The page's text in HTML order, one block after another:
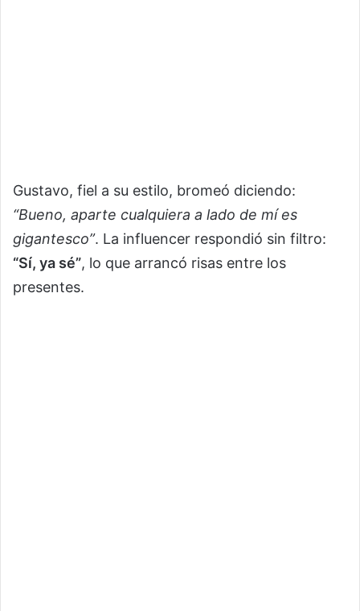
Gustavo, fiel a su estilo, bromeó diciendo:
“Bueno, aparte cualquiera a lado de mí es
gigantesco”. La influencer respondió sin filtro:
“Sí, ya sé”, lo que arrancó risas entre los
presentes.